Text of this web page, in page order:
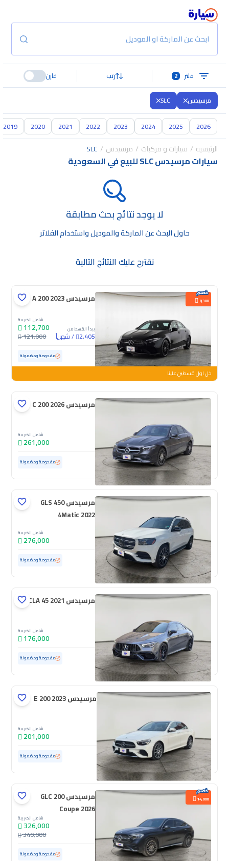
ابحث عن الماركة او الموديل
فلتر 2 رتب قارن
مرسيدس SLC
2026
2025
2024
2023
2022
2021
2020
2019
الرئيسية سيارات و مركبات مرسيدس SLC
سيارات مرسيدس SLC للبيع في السعودية
لا يوجد نتائج بحث مطابقة
حاول البحث عن الماركة والموديل واستخدام الفلاتر
نقترح عليك النتائج التالية
8,300 مرسيدس A 200 2023
يبدأ القسط من
2,405
/شهرياً
شامل الضريبة
112,700
121,000
مستعملة 97,387 كم مفحوصة ومضمونة
خل اول قسطين علينا
مرسيدس C 200 2026
شامل الضريبة
261,000
مستعملة 18,215 كم ممشى قليل مفحوصة ومضمونة
مرسيدس GLS 450
4Matic 2022
شامل الضريبة
276,000
مستعملة 110,558 كم مفحوصة ومضمونة
مرسيدس CLA 45 2021
شامل الضريبة
176,000
مستعملة 76,486 كم مفحوصة ومضمونة
مرسيدس E 200 2023
شامل الضريبة
201,000
مستعملة 36,772 كم ممشى قليل مفحوصة ومضمونة
14,000
مرسيدس GLC 200
Coupe 2026
شامل الضريبة
326,000
340,000
مستعملة 4,601 كم ممشى قليل مفحوصة ومضمونة